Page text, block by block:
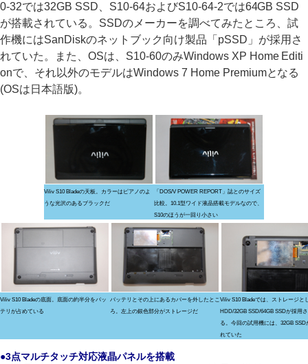
0-32では32GB SSD、S10-64およびS10-64-2では64GB SSD
が搭載されている。SSDのメーカーを調べてみたところ、試
作機にはSanDiskのネットブック向け製品「pSSD」が採用さ
れていた。また、OSは、S10-60のみWindows XP Home Editi
onで、それ以外のモデルはWindows 7 Home Premiumとなる
(OSは日本語版)。
Viliv S10 Bladeの天板。カラーはピアノのよ
うな光沢のあるブラックだ
「DOS/V POWER REPORT」誌とのサイズ
比較。10.1型ワイド液晶搭載モデルなので、
S10のほうが一回り小さい
Viliv S10 Bladeの底面。底面の約半分をバッ
テリが占めている
バッテリとその上にあるカバーを外したとこ
ろ。左上の銀色部分がストレージだ
Viliv S10 Bladeでは、ストレージと
HDD/32GB SSD/64GB SSDが採用
る。今回の試用機には、32GB SSD
れていた
●3点マルチタッチ対応液晶パネルを搭載